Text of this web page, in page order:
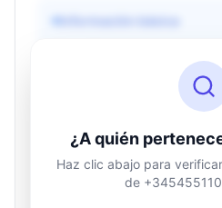
Información básica
Información de ubicación
¿A quién
Haz clic abajo para
de